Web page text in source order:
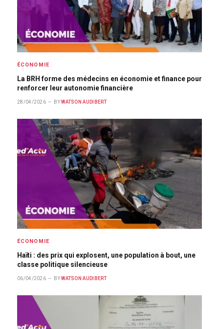
ÉCONOMIE
La BRH forme des médecins en économie et finance pour
renforcer leur autonomie financière
28/04/2026 BY WATSON AUDIBERT
ÉCONOMIE
Haïti : des prix qui explosent, une population à bout, une
classe politique silencieuse
06/04/2026 BY WATSON AUDIBERT